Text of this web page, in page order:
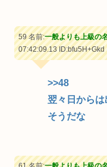
59 名前:一般よりも上級の
07:42:09.13ID:bfu5H+Gkd
>>48
翌々日から
そうだな